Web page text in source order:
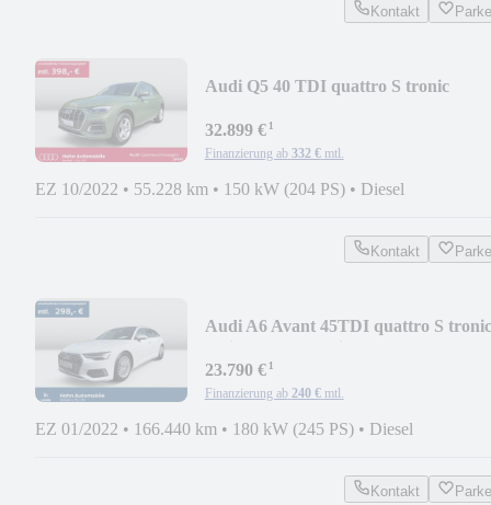
Kontakt
Audi Q5 40 TDI quattro S tronic
32.899 €¹
Finanzierung ab 332 € mtl.
EZ 10/2022 • 55.228 km • 150 kW (204 PS) • Diesel
Kontakt
Audi A6 Avant 45TDI quattro S tronic
23.790 €¹
Finanzierung ab 240 € mtl.
EZ 01/2022 • 166.440 km • 180 kW (245 PS) • Diesel
Kontakt